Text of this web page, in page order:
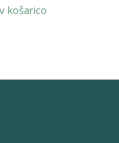
je
je:
košarico